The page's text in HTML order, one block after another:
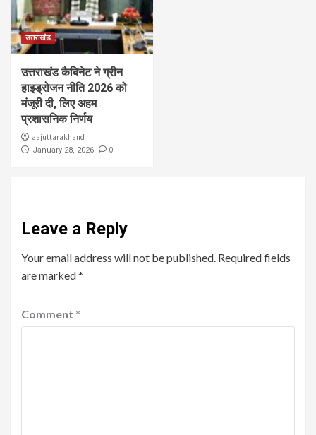
उत्तराखंड
उत्तराखंड कैबिनेट ने ग्रीन
हाइड्रोजन नीति 2026 को
मंजूरी दी, लिए अहम
प्रशासनिक निर्णय
aajuttarakhand
January 28, 2026 0
Leave a Reply
Your email address will not be published. Required fields
are marked*
Comment *